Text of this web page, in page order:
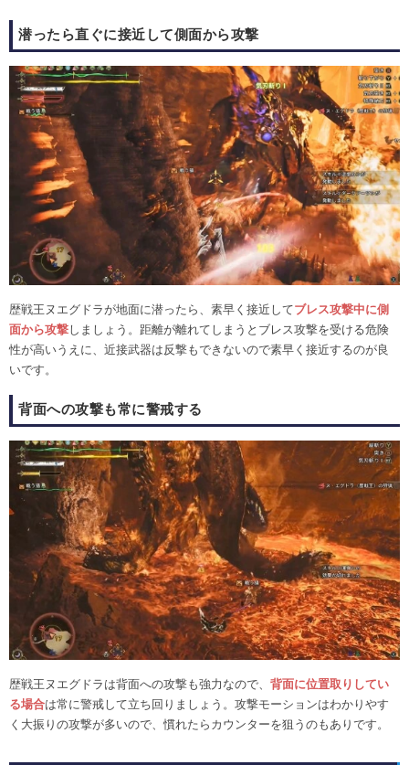
潜ったら直ぐに接近して側面から攻撃
歴戦王ヌエグドラが地面に潜ったら、素早く接近してブレス攻撃中に側
面から攻撃しましょう。距離が離れてしまうとブレス攻撃を受ける危険
性が高いうえに、近接武器は反撃もできないので素早く接近するのが良
いです。
背面への攻撃も常に警戒する
歴戦王ヌエグドラは背面への攻撃も強力なので、 背面に位置取りしてい
る場合は常に警戒して立ち回りましょう。攻撃モーションはわかりやす
く大振りの攻撃が多いので、慣れたらカウンターを狙うのもありです。